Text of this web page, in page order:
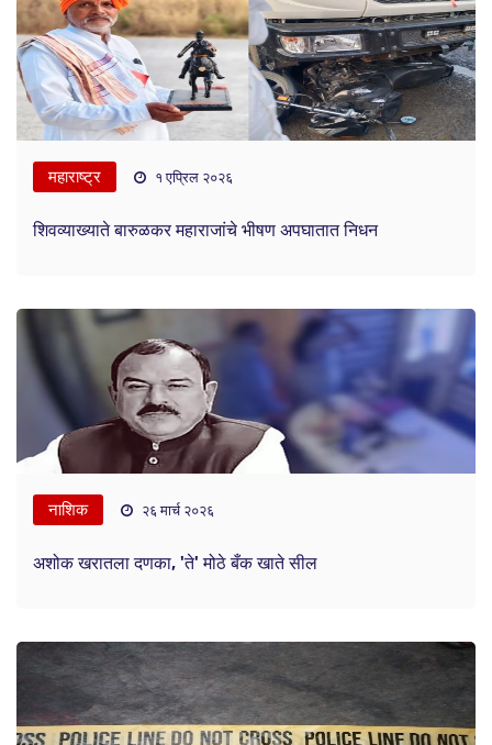
महाराष्ट्र १ एप्रिल २०२६
शिवव्याख्याते बारुळकर महाराजांचे भीषण अपघातात निधन
नाशिक २६ मार्च २०२६
अशोक खरातला दणका, 'ते' मोठे बँक खाते सील